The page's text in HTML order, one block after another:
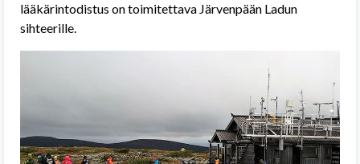
lääkärintodistus on toimitettava Järvenpään Ladun
sihteerille.